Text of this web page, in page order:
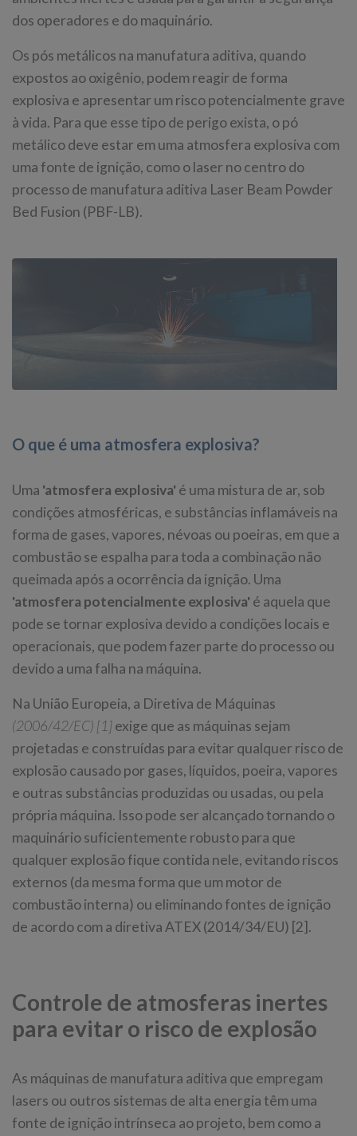
dos operadores e do maquinário.
Os pós metálicos na manufatura aditiva, quando
expostos ao oxigênio, podem reagir de forma
explosiva e apresentar um risco potencialmente grave
à vida. Para que esse tipo de perigo exista, o pó
metálico deve estar em uma atmosfera explosiva com
uma fonte de ignição, como o laser no centro do
processo de manufatura aditiva Laser Beam Powder
Bed Fusion (PBF-LB).
O que é uma atmosfera explosiva?
Uma 'atmosfera explosiva' é uma mistura de ar, sob
condições atmosféricas, e substâncias inflamáveis na
forma de gases, vapores, névoas ou poeiras, em que a
combustão se espalha para toda a combinação não
queimada após a ocorrência da ignição. Uma
'atmosfera potencialmente explosiva' é aquela que
pode se tornar explosiva devido a condições locais e
operacionais, que podem fazer parte do processo ou
devido a uma falha na máquina.
Na União Europeia, a Diretiva de Máquinas
(2006/42/EC) [1]exige que as máquinas sejam
projetadas e construídas para evitar qualquer risco de
explosão causado por gases, líquidos, poeira, vapores
e outras substâncias produzidas ou usadas, ou pela
própria máquina. Isso pode ser alcançado tornando o
maquinário suficientemente robusto para que
qualquer explosão fique contida nele, evitando riscos
externos (da mesma forma que um motor de
combustão interna) ou eliminando fontes de ignição
de acordo com a diretiva ATEX (2014/34/EU) [2].
Controle de atmosferas inertes
para evitar o risco de explosão
As máquinas de manufatura aditiva que empregam
lasers ou outros sistemas de alta energia têm uma
fonte de ignição intrínseca ao projeto, bem como a